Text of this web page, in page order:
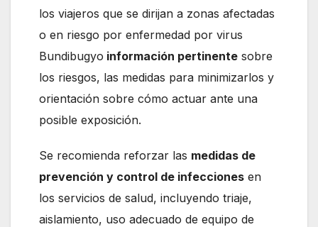
los viajeros que se dirijan a zonas afectadas
o en riesgo por enfermedad por virus
Bundibugyo información pertinente sobre
los riesgos, las medidas para minimizarlos y
orientación sobre cómo actuar ante una
posible exposición.
Se recomienda reforzar las medidas de
prevención y control de infecciones en
los servicios de salud, incluyendo triaje,
aislamiento, uso adecuado de equipo de